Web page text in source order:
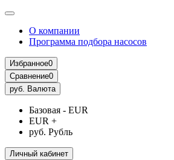
О компании
Программа подбора насосов
Избранное0
Сравнение0
руб. Валюта
Базовая - EUR
EUR +
руб. Рубль
Личный кабинет